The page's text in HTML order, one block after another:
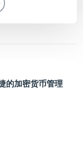
的加密货币管理